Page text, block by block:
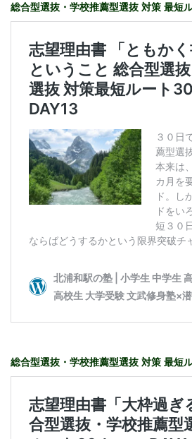
総合型選抜・学校推薦型選抜 対策 最短
総合型選抜・学校推薦型選抜 対策 最短